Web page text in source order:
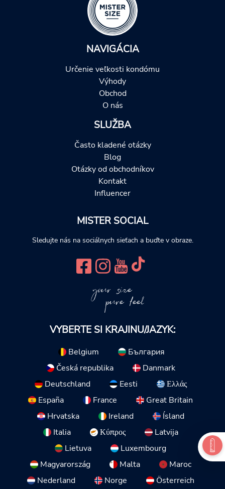
NAVIGÁCIA
Určenie veľkosti kondómu
Výhody
Obchod
O nás
SLUŽBA
Často kladené otázky
Blog
Otázky od obchodníkov
Kontakt
Influencer
MISTER SOCIAL
Sledujte nás na sociálnych sieťach a buďte v obraze.
your size
pure feel
VYBERTE SI KRAJINU/JAZYK:
Belgium
България
Česká republika
Danmark
Deutschland
Eesti
Ελλάς
España
France
Great Britain
Hrvatska
Ireland
Ísland
Italia
Κύπρος
Latvija
Lietuva
Luxembourg
Magyarország
Malta
Maroc
Nederland
Norge Österreich